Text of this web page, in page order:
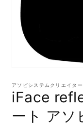
ダ
ル
メ
アソビシステムクリエイタ
iFace
ート アソ